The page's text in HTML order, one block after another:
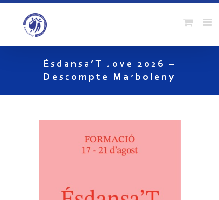
Ésdansa’T Jove 2026 –
Descompte Marboleny